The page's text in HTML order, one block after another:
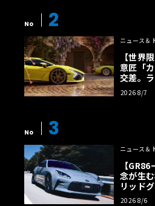
No 2
ニュース＆
【世界
意匠「
交差。
ルトに
2026 8/7
No 3
ニュース＆
【
念が生
リッド
イトで
2026 8/6